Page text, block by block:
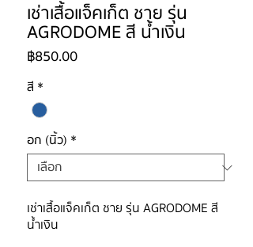
เช่าเสื้อแจ็คเก็ต ชาย รุ่น
AGRODOME สี น้ำเงิน
฿850.00ราคา
สี *
อก (นิ้ว) *
เช่าเสื้อแจ็คเก็ต ชาย รุ่น AGRODOME สี
น้ำเงิน